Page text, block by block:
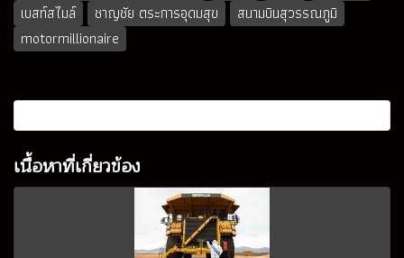
เบสท์สไมล์
ชาญชัย ตระการอุดมสุข
สนามบินสุวรรณภูมิ
motormillionaire
เนื้อหาที่เกี่ยวข้อง